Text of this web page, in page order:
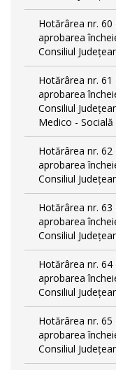
Hotărârea nr.
aprobarea
Consiliul
Hotărârea nr.
aprobarea
Consiliul
Medico - Socială
Hotărârea nr.
aprobarea
Consiliul
Hotărârea nr.
aprobarea
Consiliul
Hotărârea nr.
aprobarea
Consiliul
Hotărârea nr.
aprobarea
Consiliul